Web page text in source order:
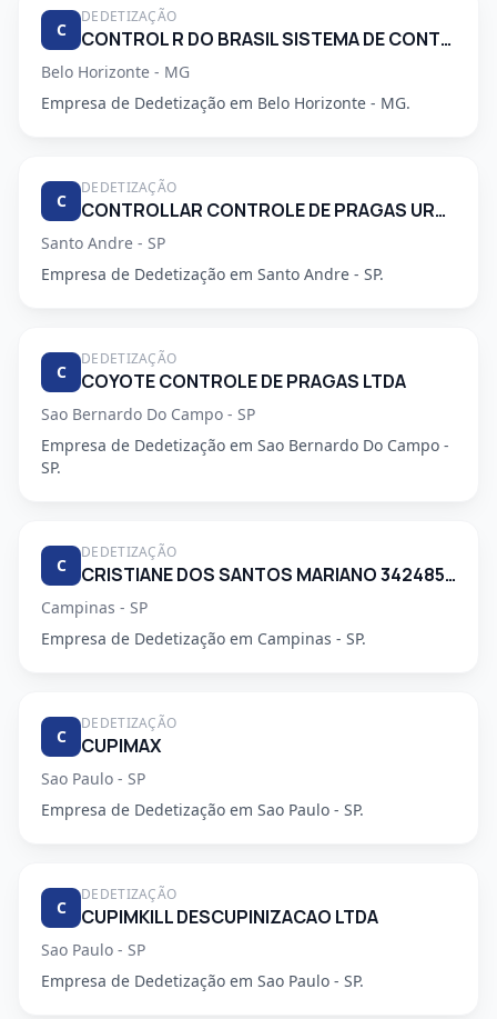
C
DEDETIZAÇÃO
CONTROL R DO BRASIL SISTEMA DE CONTROLE AMBIENTAL LTDA
Belo Horizonte - MG
Empresa de Dedetização em Belo Horizonte - MG.
C
DEDETIZAÇÃO
CONTROLLAR CONTROLE DE PRAGAS URBANAS
Santo Andre - SP
Empresa de Dedetização em Santo Andre - SP.
C
DEDETIZAÇÃO
COYOTE CONTROLE DE PRAGAS LTDA
Sao Bernardo Do Campo - SP
Empresa de Dedetização em Sao Bernardo Do Campo -
SP.
C
DEDETIZAÇÃO
CRISTIANE DOS SANTOS MARIANO 34248553830
Campinas - SP
Empresa de Dedetização em Campinas - SP.
C
DEDETIZAÇÃO
CUPIMAX
Sao Paulo - SP
Empresa de Dedetização em Sao Paulo - SP.
C
DEDETIZAÇÃO
CUPIMKILL DESCUPINIZACAO LTDA
Sao Paulo - SP
Empresa de Dedetização em Sao Paulo - SP.